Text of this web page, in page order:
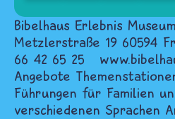
Bibelhaus Erlebnis Museum
Metzlerstraße 19 60594
66 42 65 25
Angebote
Führungen für Familien
verschiedenen Sprachen